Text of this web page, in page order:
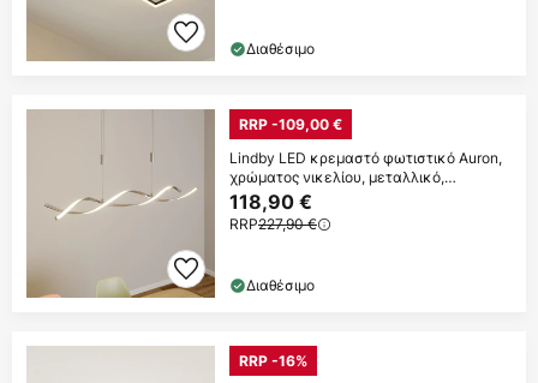
Διαθέσιμο
RRP -109,00 €
Lindby LED κρεμαστό φωτιστικό Auron,
χρώματος νικελίου, μεταλλικό,
ρυθμιζόμενο
118,90 €
RRP227,90 €
Διαθέσιμο
RRP -16%